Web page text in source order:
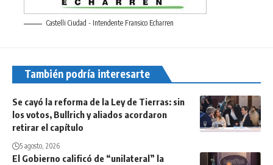
Castelli Ciudad - Intendente Fransico Echarren
También podría interesarte
Se cayó la reforma de la Ley de Tierras: sin
los votos, Bullrich y aliados acordaron
retirar el capítulo
5 agosto, 2026
El Gobierno calificó de “unilateral” la